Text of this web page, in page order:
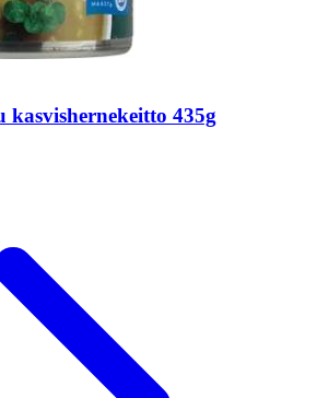
435g